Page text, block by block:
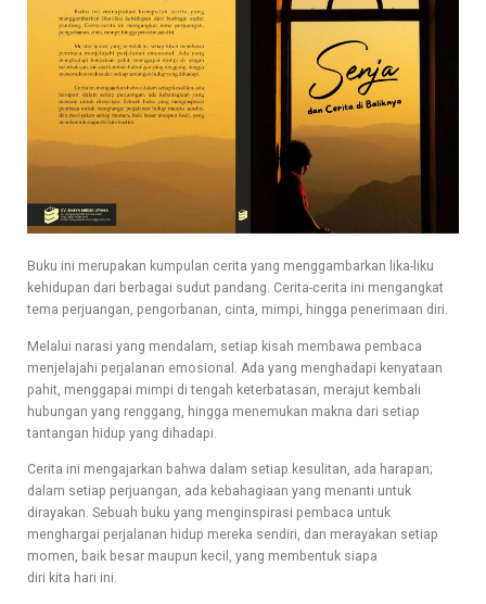
Buku ini merupakan kumpulan cerita yang menggambarkan lika-liku
kehidupan dari berbagai sudut pandang. Cerita-cerita ini mengangkat
tema perjuangan, pengorbanan, cinta, mimpi, hingga penerimaan diri.
Melalui narasi yang mendalam, setiap kisah membawa pembaca
menjelajahi perjalanan emosional. Ada yang menghadapi kenyataan
pahit, menggapai mimpi di tengah keterbatasan, merajut kembali
hubungan yang renggang, hingga menemukan makna dari setiap
tantangan hidup yang dihadapi.
Cerita ini mengajarkan bahwa dalam setiap kesulitan, ada harapan;
dalam setiap perjuangan, ada kebahagiaan yang menanti untuk
dirayakan. Sebuah buku yang menginspirasi pembaca untuk
menghargai perjalanan hidup mereka sendiri, dan merayakan setiap
momen, baik besar maupun kecil, yang membentuk siapa
diri kita hari ini.